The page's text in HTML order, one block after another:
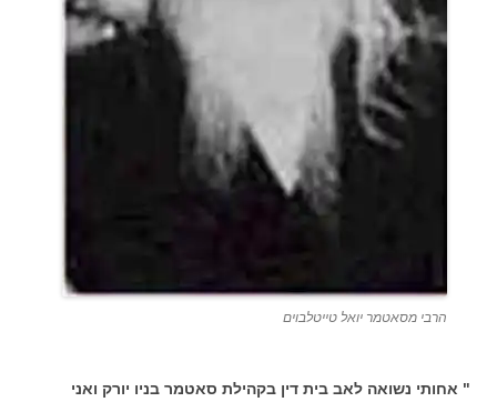
הרבי מסאטמר יואל טייטלבוים
" אחותי נשואה לאב בית דין בקהילת סאטמר בניו יורק ואני